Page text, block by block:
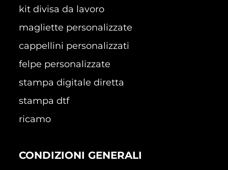
kit divisa da lavoro
magliette personalizzate
cappellini personalizzati
felpe personalizzate
stampa digitale diretta
stampa dtf
ricamo
CONDIZIONI GENERALI